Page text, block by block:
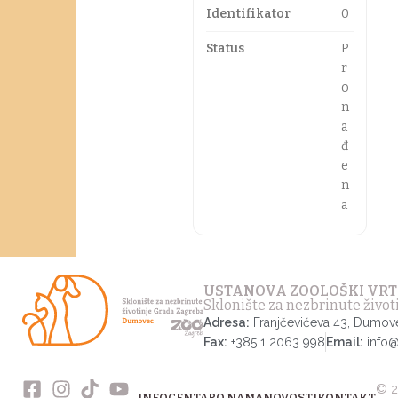
Identifikator 0
Status
P
r
o
n
a
đ
e
n
a
USTANOVA ZOOLOŠKI
Sklonište za nezbrinute
Adresa: Franjčevićeva 43,
Fax: +385 1 2063 998 Email:
©